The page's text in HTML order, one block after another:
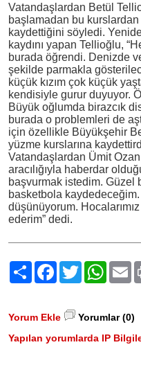
Vatandaşlardan Betül
başlamadan bu
kaydettiğini söyledi.
kaydını yapan Tellioğlu,
burada öğrendi. Denizde
şekilde parmakla
küçük kızım çok küçük
kendisiyle gurur duyuyor.
Büyük oğlumda birazcık
burada o problemleri de
için özellikle Büyükşehir
yüzme kurslarına
Vatandaşlardan Ümit
aracılığıyla haberdar
başvurmak istedim. Güzel
basketbola
düşünüyorum.
ederim” dedi.
PaylaşFacebook
Twitter
Yorum Ekle
Yorumlar (0)
Yapılan yorumlarda IP